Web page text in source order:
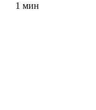
1 мин